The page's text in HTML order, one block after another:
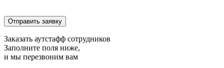
Заказать аутстафф сотрудников
Заполните поля ниже,
и мы перезвоним вам